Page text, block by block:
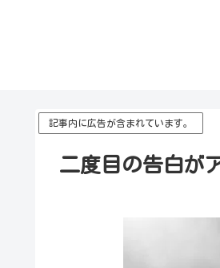
記事内に広告が含まれています。
二度目の告白が